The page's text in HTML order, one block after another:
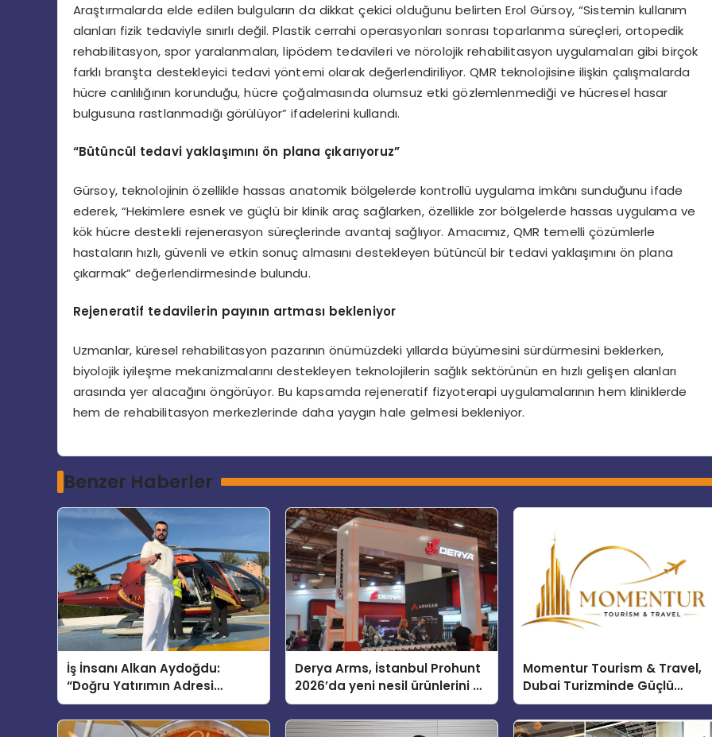
Araştırmalarda elde edilen bulguların da dikkat çekici olduğunu belirten Erol Gürsoy, “Sistemin kullanım
alanları fizik tedaviyle sınırlı değil. Plastik cerrahi operasyonları sonrası toparlanma süreçleri, ortopedik
rehabilitasyon, spor yaralanmaları, lipödem tedavileri ve nörolojik rehabilitasyon uygulamaları gibi birçok
farklı branşta destekleyici tedavi yöntemi olarak değerlendiriliyor. QMR teknolojisine ilişkin çalışmalarda
hücre canlılığının korunduğu, hücre çoğalmasında olumsuz etki gözlemlenmediği ve hücresel hasar
bulgusuna rastlanmadığı görülüyor” ifadelerini kullandı.
“Bütüncül tedavi yaklaşımını ön plana çıkarıyoruz”
Gürsoy, teknolojinin özellikle hassas anatomik bölgelerde kontrollü uygulama imkânı sunduğunu ifade
ederek, “Hekimlere esnek ve güçlü bir klinik araç sağlarken, özellikle zor bölgelerde hassas uygulama ve
kök hücre destekli rejenerasyon süreçlerinde avantaj sağlıyor. Amacımız, QMR temelli çözümlerle
hastaların hızlı, güvenli ve etkin sonuç almasını destekleyen bütüncül bir tedavi yaklaşımını ön plana
çıkarmak” değerlendirmesinde bulundu.
Rejeneratif tedavilerin payının artması bekleniyor
Uzmanlar, küresel rehabilitasyon pazarının önümüzdeki yıllarda büyümesini sürdürmesini beklerken,
biyolojik iyileşme mekanizmalarını destekleyen teknolojilerin sağlık sektörünün en hızlı gelişen alanları
arasında yer alacağını öngörüyor. Bu kapsamda rejeneratif fizyoterapi uygulamalarının hem kliniklerde
hem de rehabilitasyon merkezlerinde daha yaygın hale gelmesi bekleniyor.
Benzer Haberler
İş İnsanı Alkan Aydoğdu:
“Doğru Yatırımın Adresi
Bodrum”
Derya Arms, İstanbul Prohunt
2026’da yeni nesil ürünlerini ve
global marka vizyonunu
sergiledi
Momentur Tourism & Travel,
Dubai Turizminde Güçlü
Operasyon Ağıyla Fark
Yaratıyor